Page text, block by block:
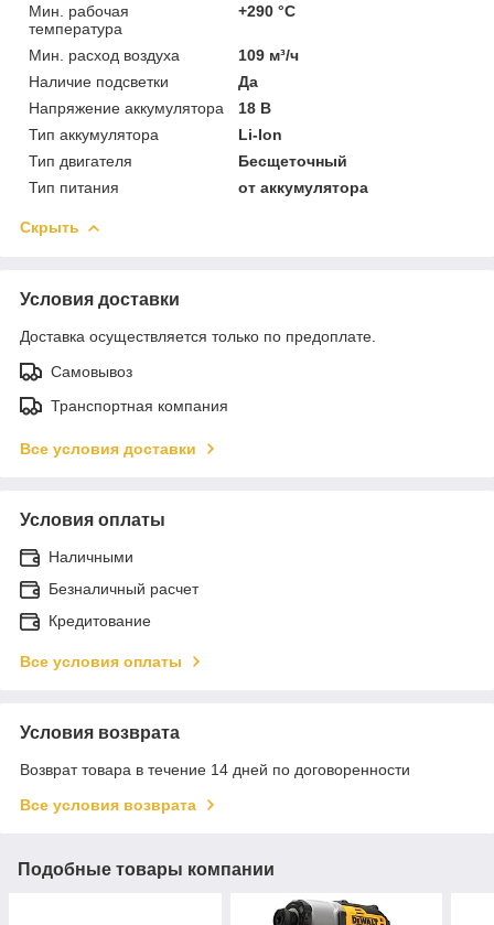
Мин. рабочая
температура
+290 °C
Мин. расход воздуха
109 м³/ч
Наличие подсветки
Да
Напряжение аккумулятора
18 В
Тип аккумулятора
Li-Ion
Тип двигателя
Бесщеточный
Тип питания
от аккумулятора
Скрыть
Условия доставки
Доставка осуществляется только по предоплате.
Самовывоз
Транспортная компания
Все условия доставки
Условия оплаты
Наличными
Безналичный расчет
Кредитование
Все условия оплаты
Условия возврата
Возврат товара в течение 14 дней по договоренности
Все условия возврата
Подобные товары компании